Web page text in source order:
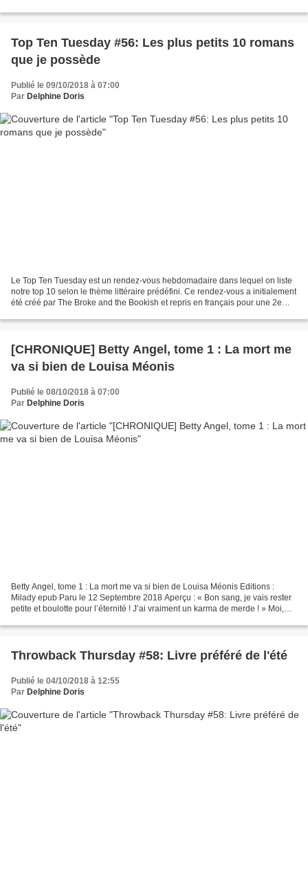
Top Ten Tuesday #56: Les plus petits 10 romans
que je possède
Publié le 09/10/2018 à 07:00
Par Delphine Doris
Le Top Ten Tuesday est un rendez-vous hebdomadaire dans lequel on liste
notre top 10 selon le thème littéraire prédéfini. Ce rendez-vous a initialement
été créé par The Broke and the Bookish et repris en français pour une 2e
[CHRONIQUE] Betty Angel, tome 1 : La mort me
va si bien de Louisa Méonis
Publié le 08/10/2018 à 07:00
Par Delphine Doris
Betty Angel, tome 1 : La mort me va si bien de Louisa Méonis Editions :
Milady epub Paru le 12 Septembre 2018 Aperçu : « Bon sang, je vais rester
petite et boulotte pour l’éternité ! J’ai vraiment un karma de merde ! » Moi,
Throwback Thursday #58: Livre préféré de l'été
Publié le 04/10/2018 à 12:55
Par Delphine Doris